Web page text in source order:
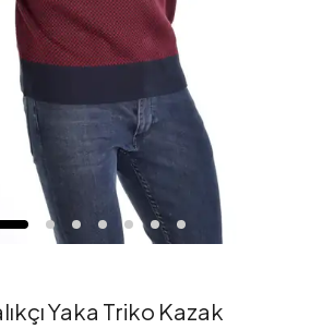
Yaka Triko Kazak